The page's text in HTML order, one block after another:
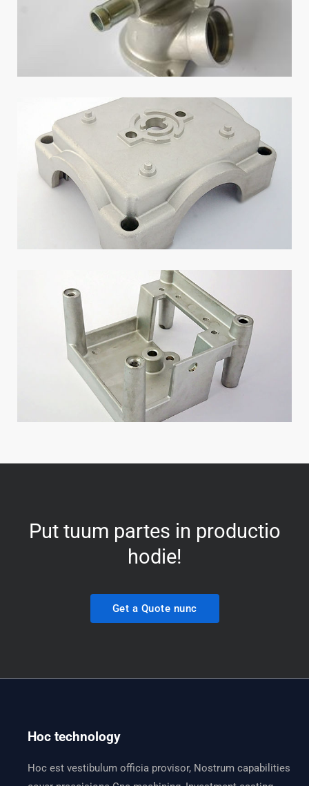
Put tuum partes in productio
hodie!
Get a Quote nunc
Hoc technology
Hoc est vestibulum officia provisor, Nostrum capabilities